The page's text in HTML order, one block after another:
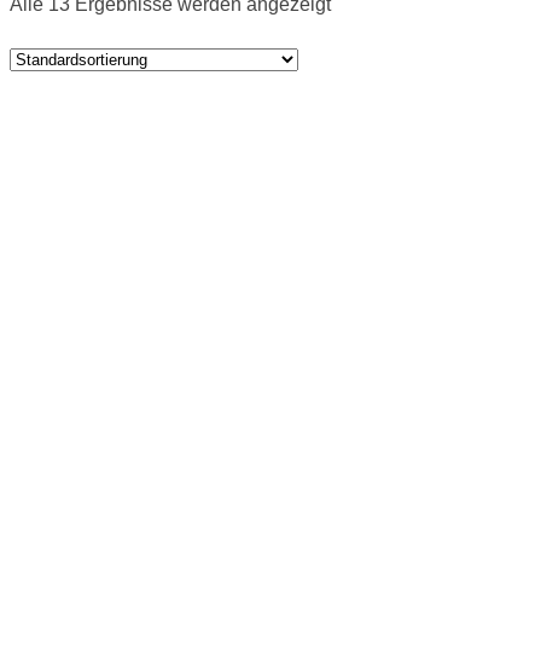
Alle 13 Ergebnisse werden angezeigt